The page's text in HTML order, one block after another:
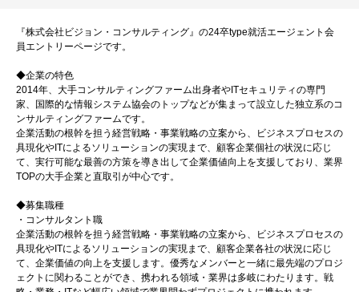
『株式会社ビジョン・コンサルティング』の24卒type就活エージェント会
員エントリーページです。
◆企業の特色
2014年、大手コンサルティングファーム出身者やITセキュリティの専門
家、国際的な情報システム協会のトップなどが集まって設立した独立系のコ
ンサルティングファームです。
企業活動の根幹を担う経営戦略・事業戦略の立案から、ビジネスプロセスの
具現化やITによるソリューションの実現まで、顧客企業個社の状況に応じ
て、実行可能な最善の方策を導き出して企業価値向上を支援しており、業界
TOPの大手企業と直取引が中心です。
◆募集職種
・コンサルタント職
企業活動の根幹を担う経営戦略・事業戦略の立案から、ビジネスプロセスの
具現化やITによるソリューションの実現まで、顧客企業各社の状況に応じ
て、企業価値の向上を支援します。優秀なメンバーと一緒に最先端のプロジ
ェクトに関わることができ、携われる領域・業界は多岐にわたります。戦